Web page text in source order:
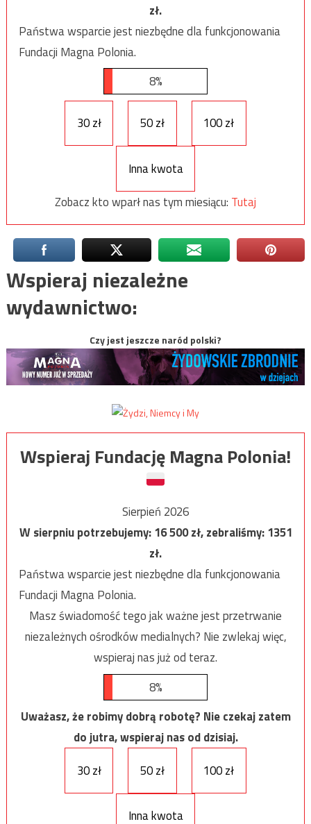
zł.
Państwa wsparcie jest niezbędne dla funkcjonowania
Fundacji Magna Polonia.
8%
30 zł 50 zł 100 zł
Inna kwota
Zobacz kto wparł nas tym miesiącu: Tutaj
Wspieraj niezależne
wydawnictwo:
Czy jest jeszcze naród polski?
Wspieraj Fundację Magna Polonia!
Sierpień 2026
W sierpniu potrzebujemy:16 500zł, zebraliśmy:1351
zł.
Państwa wsparcie jest niezbędne dla funkcjonowania
Fundacji Magna Polonia.
Masz świadomość tego jak ważne jest przetrwanie
niezależnych ośrodków medialnych? Nie zwlekaj więc,
wspieraj nas już od teraz.
8%
Uważasz, że robimy dobrą robotę? Nie czekaj zatem
do jutra, wspieraj nas od dzisiaj.
30 zł
50 zł 100 zł
Inna kwota